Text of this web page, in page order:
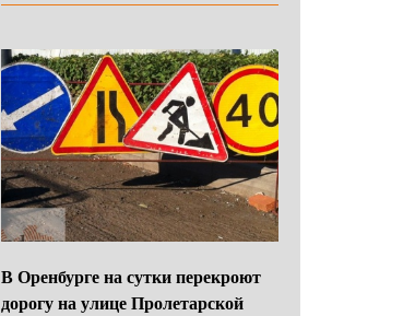
В Оренбурге на сутки перекроют
дорогу на улице Пролетарской